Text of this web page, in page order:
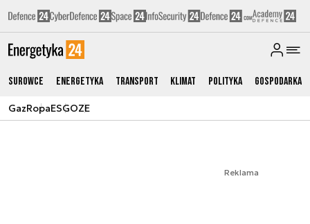
Surowce Energetyka Transport Klimat Polityka Gospodarka
GazRopaESGOZE
Reklama